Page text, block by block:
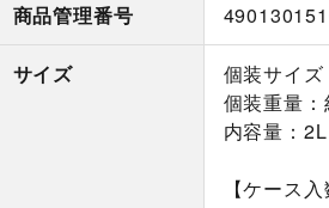
商品管理番号
サイズ
個装サイ
個装重量
内容量：2L
【ケース